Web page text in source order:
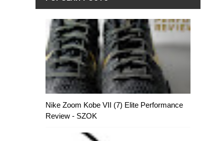
Nike Zoom Kobe VII (7) Elite Performance
Review - SZOK